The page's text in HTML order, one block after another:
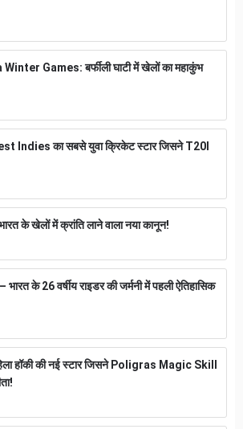
Games: बर्फीली घाटी में खेलों का महाकुंभ
Indies का सबसे युवा क्रिकेट स्टार जिसने T20I
के खेलों में क्रांति लाने वाला नया कानून!
के 26 वर्षीय राइडर की जर्मनी में पहली ऐतिहासिक
हॉकी की नई स्टार जिसने Poligras Magic Skill